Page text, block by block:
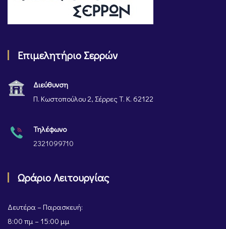
Επιμελητήριο Σερρών
Διεύθυνση
Π. Κωστοπούλου 2, Σέρρες Τ. Κ. 62122
Τηλέφωνο
2321099710
Ωράριο Λειτουργίας
Δευτέρα – Παρασκευή:
8:00 πμ – 15:00 μμ